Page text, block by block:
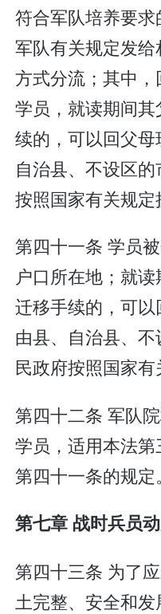
符合军队培养要
军队有关规定发
方式分流；其中
学员，就读期间
续的，可以回父母
自治县、不设区
按照国家有关规定
第四十一条 学员
户口所在地；就
迁移手续的，可以
由县、自治县、
民政府按照国家有
第四十二条 军队
学员，适用本法第
第四十一条的规定。
第七章 战时兵员
第四十三条 为了
土完整、安全和